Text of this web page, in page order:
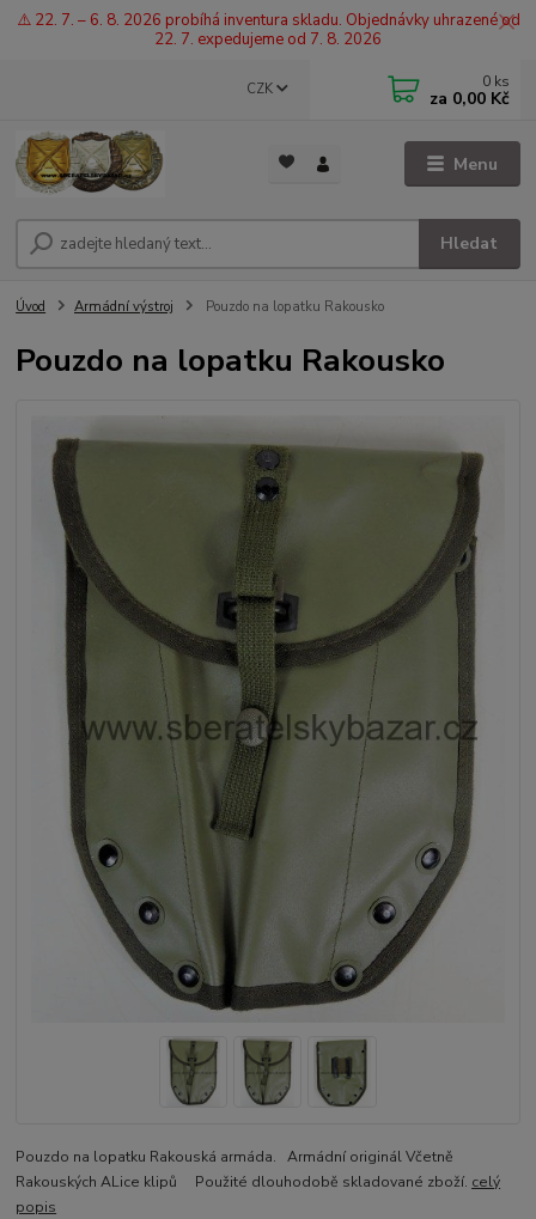
⚠️ 22. 7. – 6. 8. 2026 probíhá inventura skladu. Objednávky uhrazené od
22. 7. expedujeme od 7. 8. 2026
Menu
CZK
Hledat
0 ks
za 0,00 Kč
Úvod Armádní výstroj Pouzdo na lopatku Rakousko
Pouzdo na lopatku Rakousko
Pouzdo na lopatku Rakouská armáda. Armádní originál Včetně
Rakouských ALice klipů Použité dlouhodobě skladované zboží. celý
popis